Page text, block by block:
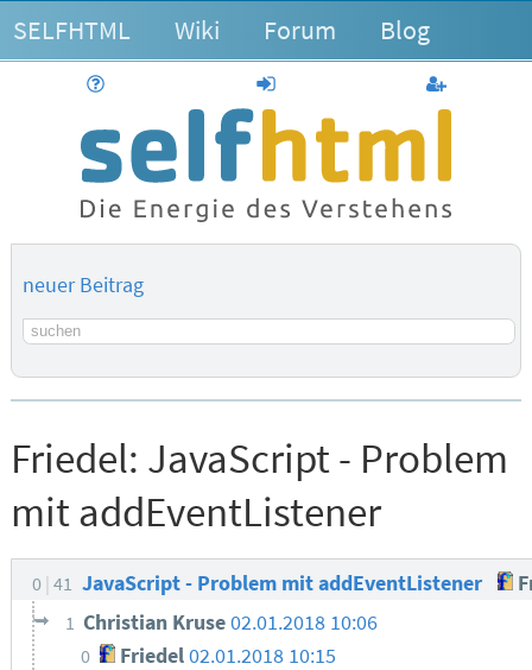
SELFHTML Wiki Forum Blog
anmelden
neuer Beitrag
Suchbegriff
Friedel: JavaScript - Problem
mit addEventListener
0 41 JavaScript - Problem mit addEventListener
1 Christian Kruse02.01.2018 10:06
0 Friedel02.01.2018 10:15